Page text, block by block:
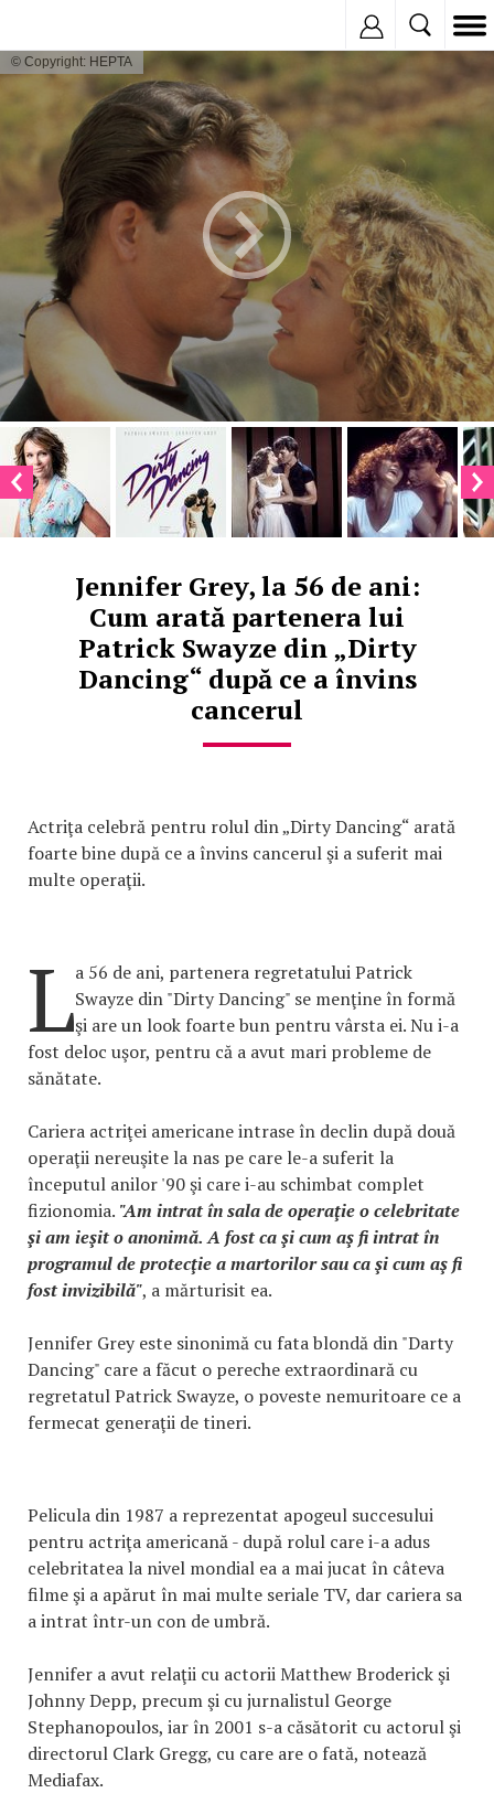
© Copyright: HEPTA
Jennifer Grey, la 56 de ani:
Cum arată partenera lui
Patrick Swayze din „Dirty
Dancing“ după ce a învins
cancerul
Actriţa celebră pentru rolul din „Dirty Dancing“ arată
foarte bine după ce a învins cancerul şi a suferit mai
multe operaţii.
La 56 de ani, partenera regretatului Patrick
Swayze din "Dirty Dancing" se menţine în formă
şi are un look foarte bun pentru vârsta ei. Nu i-a
fost deloc uşor, pentru că a avut mari probleme de
sănătate.
Cariera actriţei americane intrase în declin după două
operaţii nereuşite la nas pe care le-a suferit la
începutul anilor '90 şi care i-au schimbat complet
fizionomia. "Am intrat în sala de operaţie o celebritate
şi am ieşit o anonimă. A fost ca şi cum aş fi intrat în
programul de protecţie a martorilor sau ca şi cum aş fi
fost invizibilă", a mărturisit ea.
Jennifer Grey este sinonimă cu fata blondă din "Darty
Dancing" care a făcut o pereche extraordinară cu
regretatul Patrick Swayze, o poveste nemuritoare ce a
fermecat generaţii de tineri.
Pelicula din 1987 a reprezentat apogeul succesului
pentru actriţa americană - după rolul care i-a adus
celebritatea la nivel mondial ea a mai jucat în câteva
filme şi a apărut în mai multe seriale TV, dar cariera sa
a intrat într-un con de umbră.
Jennifer a avut relaţii cu actorii Matthew Broderick şi
Johnny Depp, precum şi cu jurnalistul George
Stephanopoulos, iar în 2001 s-a căsătorit cu actorul şi
directorul Clark Gregg, cu care are o fată, notează
Mediafax.